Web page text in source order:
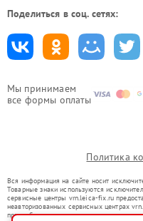
Мы принимаем
все формы оплаты
Поделиться в соц. сетях:
Политика
Вся информация на сайте носит
Товарные знаки используются
сервисные центры vrn.leica-fix.ru
неавторизованных сервисных центрах
правообладателями товарных знаков